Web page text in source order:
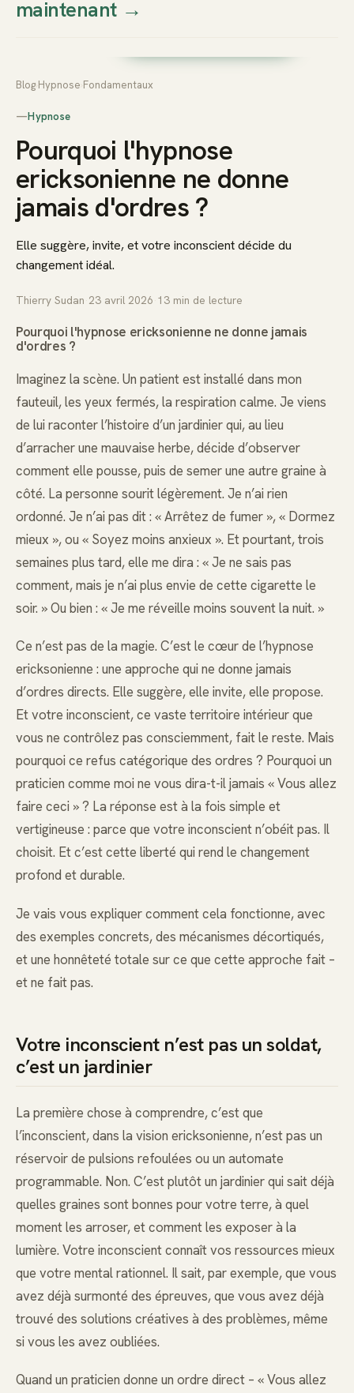
Thierry
Prendre rendez-vous dès
maintenant→
Blog Hypnose Fondamentaux
—Hypnose
Pourquoi l'hypnose
ericksonienne ne donne
jamais d'ordres ?
Elle suggère, invite, et votre inconscient décide du
changement idéal.
Thierry Sudan 23 avril 2026 13 min de lecture
Pourquoi l'hypnose ericksonienne ne donne jamais
d'ordres ?
Imaginez la scène. Un patient est installé dans mon
fauteuil, les yeux fermés, la respiration calme. Je viens
de lui raconter l’histoire d’un jardinier qui, au lieu
d’arracher une mauvaise herbe, décide d’observer
comment elle pousse, puis de semer une autre graine à
côté. La personne sourit légèrement. Je n’ai rien
ordonné. Je n’ai pas dit : « Arrêtez de fumer », « Dormez
mieux », ou « Soyez moins anxieux ». Et pourtant, trois
semaines plus tard, elle me dira : « Je ne sais pas
comment, mais je n’ai plus envie de cette cigarette le
soir. » Ou bien : « Je me réveille moins souvent la nuit. »
Ce n’est pas de la magie. C’est le cœur de l’hypnose
ericksonienne : une approche qui ne donne jamais
d’ordres directs. Elle suggère, elle invite, elle propose.
Et votre inconscient, ce vaste territoire intérieur que
vous ne contrôlez pas consciemment, fait le reste. Mais
pourquoi ce refus catégorique des ordres ? Pourquoi un
praticien comme moi ne vous dira-t-il jamais « Vous allez
faire ceci » ? La réponse est à la fois simple et
vertigineuse : parce que votre inconscient n’obéit pas. Il
choisit. Et c’est cette liberté qui rend le changement
profond et durable.
Je vais vous expliquer comment cela fonctionne, avec
des exemples concrets, des mécanismes décortiqués,
et une honnêteté totale sur ce que cette approche fait –
et ne fait pas.
Votre inconscient n’est pas un soldat,
c’est un jardinier
La première chose à comprendre, c’est que
l’inconscient, dans la vision ericksonienne, n’est pas un
réservoir de pulsions refoulées ou un automate
programmable. Non. C’est plutôt un jardinier qui sait déjà
quelles graines sont bonnes pour votre terre, à quel
moment les arroser, et comment les exposer à la
lumière. Votre inconscient connaît vos ressources mieux
que votre mental rationnel. Il sait, par exemple, que vous
avez déjà surmonté des épreuves, que vous avez déjà
trouvé des solutions créatives à des problèmes, même
si vous les avez oubliées.
Quand un praticien donne un ordre direct – « Vous allez